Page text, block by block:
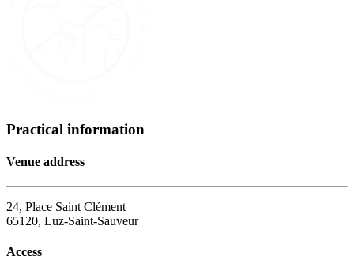
Practical information
Venue address
24, Place Saint Clément
65120, Luz-Saint-Sauveur
Access